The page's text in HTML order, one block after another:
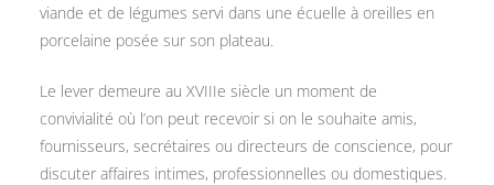
viande et de légumes servi dans une écuelle à oreilles en
porcelaine posée sur son plateau.
Le lever demeure au XVIIIe siècle un moment de
convivialité où l’on peut recevoir si on le souhaite amis,
fournisseurs, secrétaires ou directeurs de conscience, pour
discuter affaires intimes, professionnelles ou domestiques.